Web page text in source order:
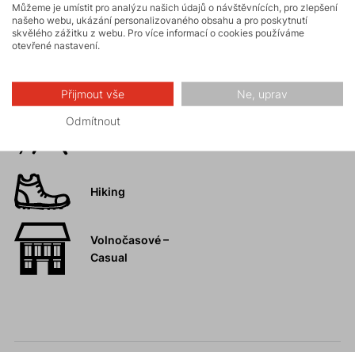
Turistika
ferraty
Vysokohorská
Hiking
Volnočasové –
Casual
Můžeme je umístit pro analýzu našich údajů o návštěvnících, pro zlepšení
našeho webu, ukázání personalizovaného obsahu a pro poskytnutí
skvělého zážitku z webu. Pro více informací o cookies používáme
otevřené nastavení.
Přijmout vše Ne, uprav
Odmítnout